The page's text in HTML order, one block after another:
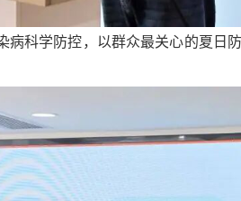
科学防控，以群众最关心的夏日